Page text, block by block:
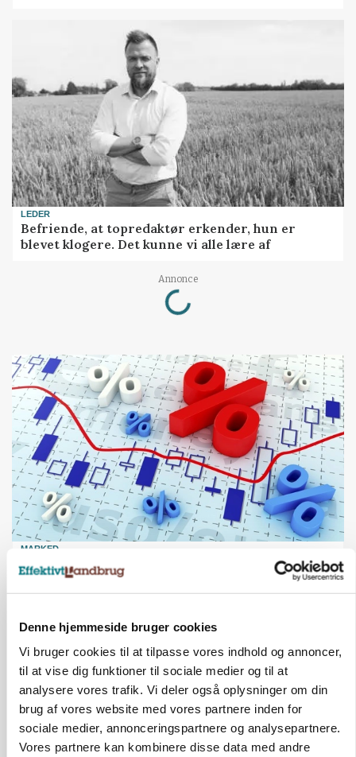
Denne hjemmeside bruger cookies
Vi bruger cookies til at tilpasse vores indhold og annoncer,
til at vise dig funktioner til sociale medier og til at
analysere vores trafik. Vi deler også oplysninger om din
brug af vores website med vores partnere inden for
sociale medier, annonceringspartnere og analysepartnere.
Vores partnere kan kombinere disse data med andre
LEDER
Befriende, at topredaktør erkender, hun er
blevet klogere. Det kunne vi alle lære af
Annonce
Loading...
MARKED
Olieprisfald og fredshåb sender F5-renten ned
på 3 procent